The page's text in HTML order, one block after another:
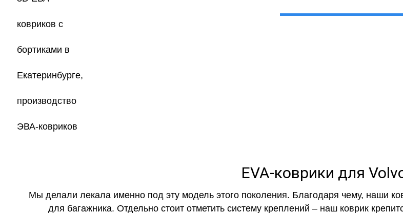
EVA-коврики для
Мы делали лекала именно под эту модель этого поколения. Благодаря чему, наши
для багажника. Отдельно стоит отметить систему креплений – наш коврик